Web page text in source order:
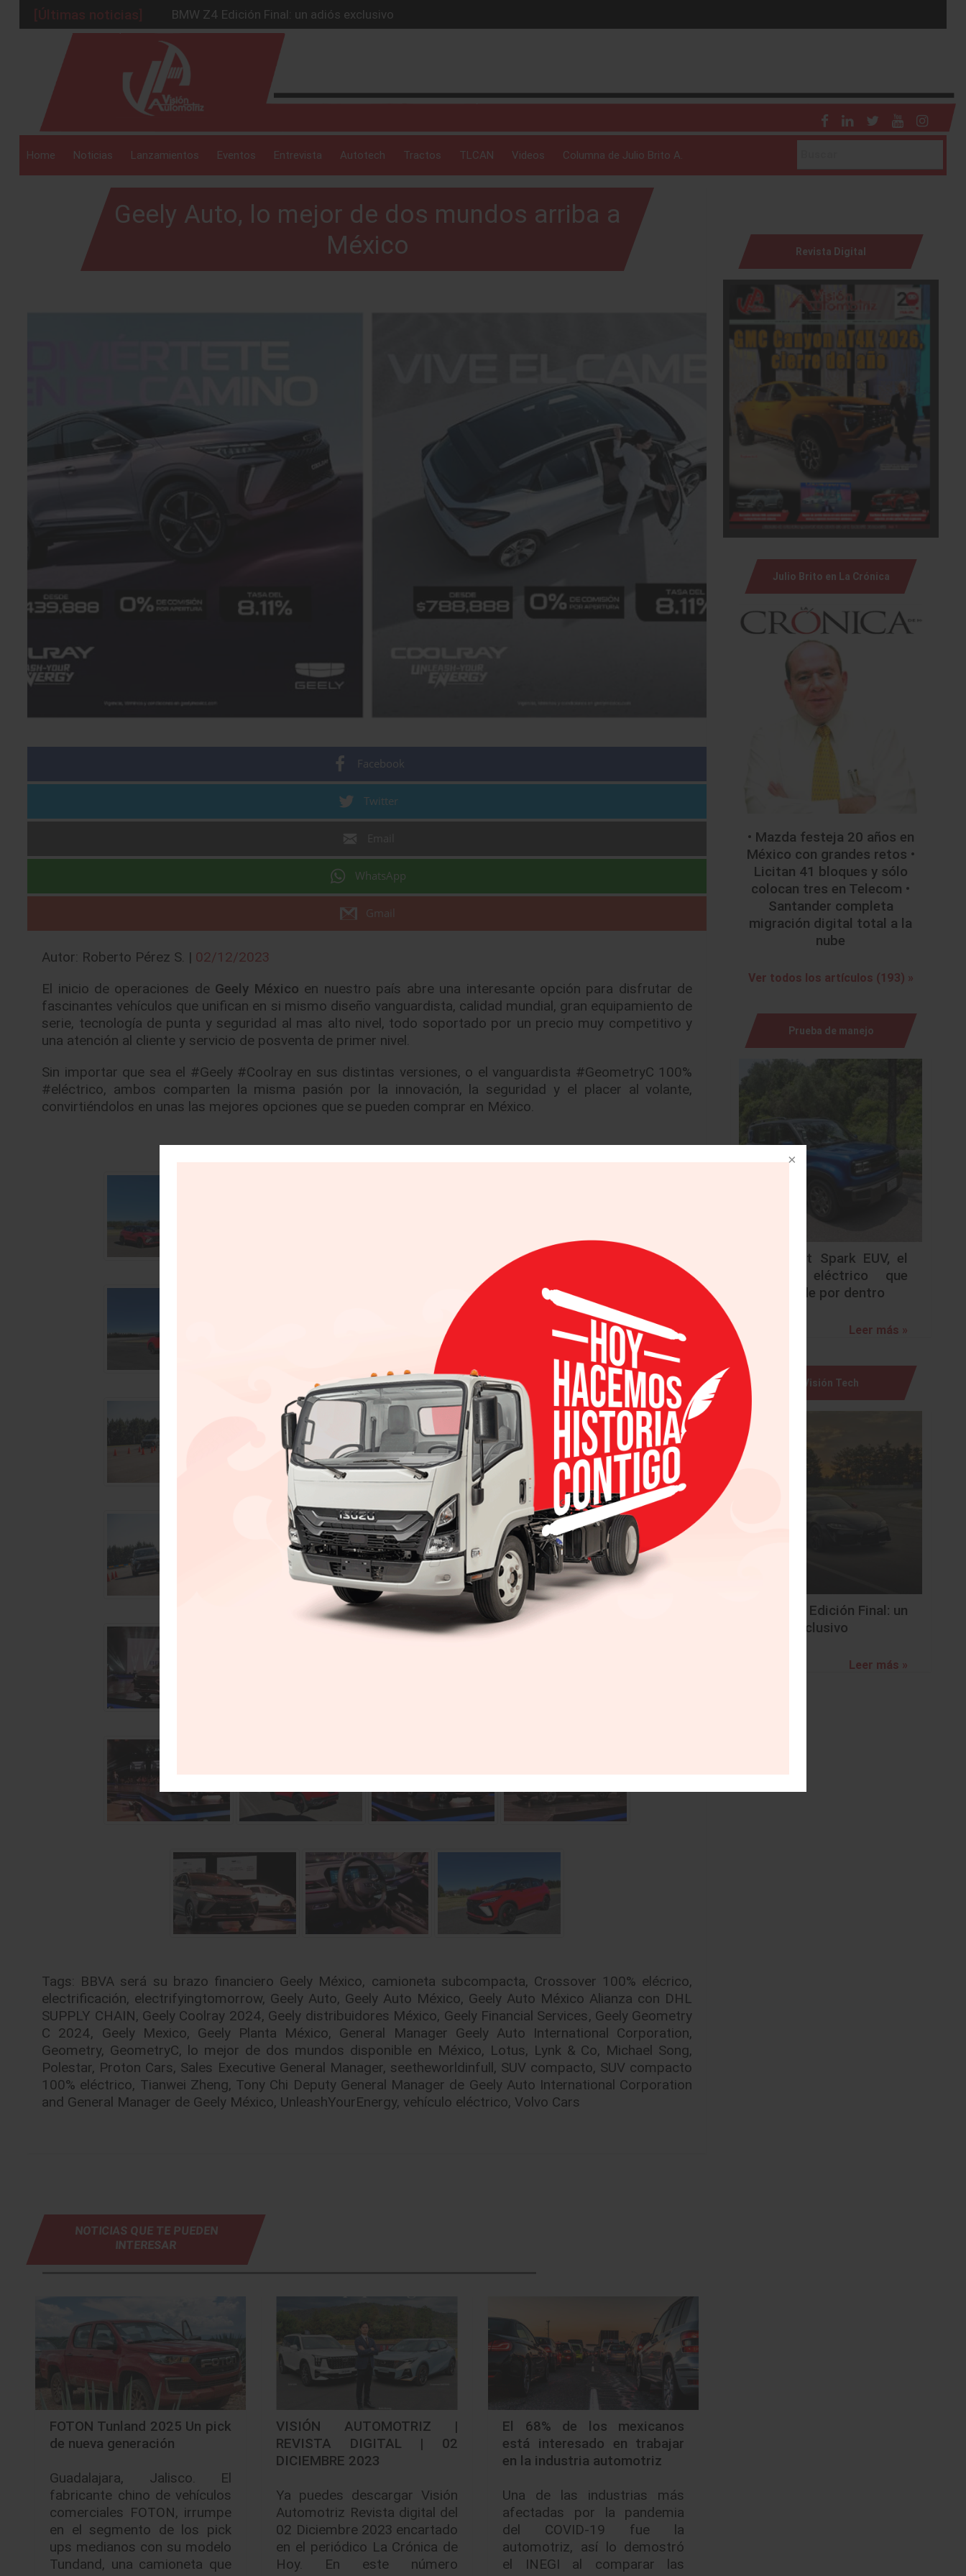
[Últimas noticias]
BMW Z4 Edición Final: un adiós exclusivo
Ford Edge Híbrida: la SUV que evoluciona
Ventas se estabilizan: INEGI
Será 2026, año de evolución profunda: Peñafiel
Chirey lanzará su primera pick-up en 2026
Home Noticias Lanzamientos Eventos Entrevista Autotech Tractos TLCAN Videos Columna de Julio Brito A.
Geely Auto, lo mejor de dos mundos arriba a
México
Facebook
Twitter
WhatsApp
Gmail
Autor: Roberto Pérez S. | 02/12/2023
El inicio de operaciones de Geely México en nuestro país abre una interesante opción para disfrutar de
fascinantes vehículos que unifican en si mismo diseño vanguardista, calidad mundial, gran equipamiento de
serie, tecnología de punta y seguridad al mas alto nivel, todo soportado por un precio muy competitivo y
una atención al cliente y servicio de posventa de primer nivel.
Sin importar que sea el #Geely #Coolray en sus distintas versiones, o el vanguardista #GeometryC 100%
#eléctrico, ambos comparten la misma pasión por la innovación, la seguridad y el placer al volante,
convirtiéndolos en unas las mejores opciones que se pueden comprar en México.
Tags: BBVA será su brazo financiero Geely México, camioneta subcompacta, Crossover 100% elécrico,
electrificación, electrifyingtomorrow, Geely Auto, Geely Auto México, Geely Auto México Alianza con DHL
SUPPLY CHAIN, Geely Coolray 2024, Geely distribuidores México, Geely Financial Services, Geely Geometry
C 2024, Geely Mexico, Geely Planta México, General Manager Geely Auto International Corporation,
Geometry, GeometryC, lo mejor de dos mundos disponible en México, Lotus, Lynk & Co, Michael Song,
Polestar, Proton Cars, Sales Executive General Manager, seetheworldinfull, SUV compacto, SUV compacto
100% eléctrico, Tianwei Zheng, Tony Chi Deputy General Manager de Geely Auto International Corporation
and General Manager de Geely México, UnleashYourEnergy, vehículo eléctrico, Volvo Cars
NOTICIAS QUE TE PUEDEN
INTERESAR
FOTON Tunland 2025 Un pick
de nueva generación
Guadalajara, Jalisco. El
fabricante chino de vehículos
comerciales FOTON, irrumpe
en el segmento de los pick
ups medianos con su modelo
Tundand, una camioneta que
VISIÓN AUTOMOTRIZ |
REVISTA DIGITAL | 02
DICIEMBRE 2023
Ya puedes descargar Visión
Automotriz Revista digital del
02 Diciembre 2023 encartado
en el periódico La Crónica de
Hoy. En este número
El 68% de los mexicanos
está interesado en trabajar
en la industria automotriz
Una de las industrias más
afectadas por la pandemia
del COVID-19 fue la
automotriz, así lo demostró
el INEGI al comparar las
Revista Digital
Julio Brito en La Crónica
• Mazda festeja 20 años en
México con grandes retos •
Licitan 41 bloques y sólo
colocan tres en Telecom •
Santander completa
migración digital total a la
nube
Ver todos los artículos (193) »
Prueba de manejo
Chevrolet Spark EUV, el
urbano eléctrico que
sorprende por dentro
Leer más »
Visión Tech
BMW Z4 Edición Final: un
adiós exclusivo
Leer más »